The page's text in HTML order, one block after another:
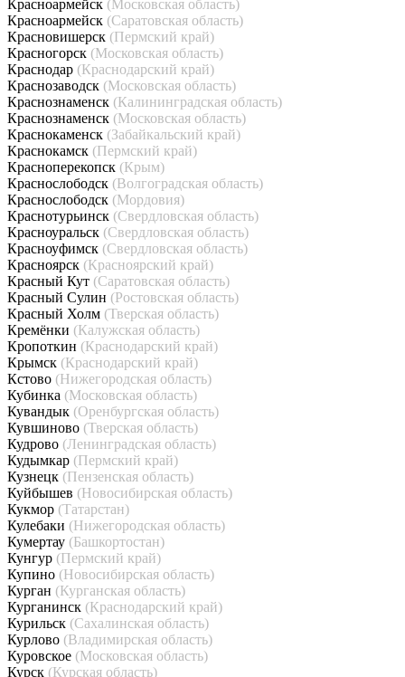
Красноармейск (Московская область)
Красноармейск (Саратовская область)
Красновишерск (Пермский край)
Красногорск (Московская область)
Краснодар (Краснодарский край)
Краснозаводск (Московская область)
Краснознаменск (Калининградская область)
Краснознаменск (Московская область)
Краснокаменск (Забайкальский край)
Краснокамск (Пермский край)
Красноперекопск (Крым)
Краснослободск (Волгоградская область)
Краснослободск (Мордовия)
Краснотурьинск (Свердловская область)
Красноуральск (Свердловская область)
Красноуфимск (Свердловская область)
Красноярск (Красноярский край)
Красный Кут (Саратовская область)
Красный Сулин (Ростовская область)
Красный Холм (Тверская область)
Кремёнки (Калужская область)
Кропоткин (Краснодарский край)
Крымск (Краснодарский край)
Кстово (Нижегородская область)
Кубинка (Московская область)
Кувандык (Оренбургская область)
Кувшиново (Тверская область)
Кудрово (Ленинградская область)
Кудымкар (Пермский край)
Кузнецк (Пензенская область)
Куйбышев (Новосибирская область)
Кукмор (Татарстан)
Кулебаки (Нижегородская область)
Кумертау (Башкортостан)
Кунгур (Пермский край)
Купино (Новосибирская область)
Курган (Курганская область)
Курганинск (Краснодарский край)
Курильск (Сахалинская область)
Курлово (Владимирская область)
Куровское (Московская область)
Курск (Курская область)